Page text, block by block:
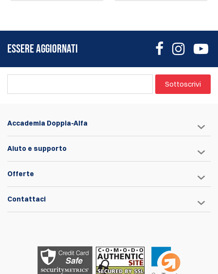
ESSERE AGGIORNATI
Sottoscrivi
Accademia Doppia-Alfa
Aiuto e supporto
Offerte
Contattaci